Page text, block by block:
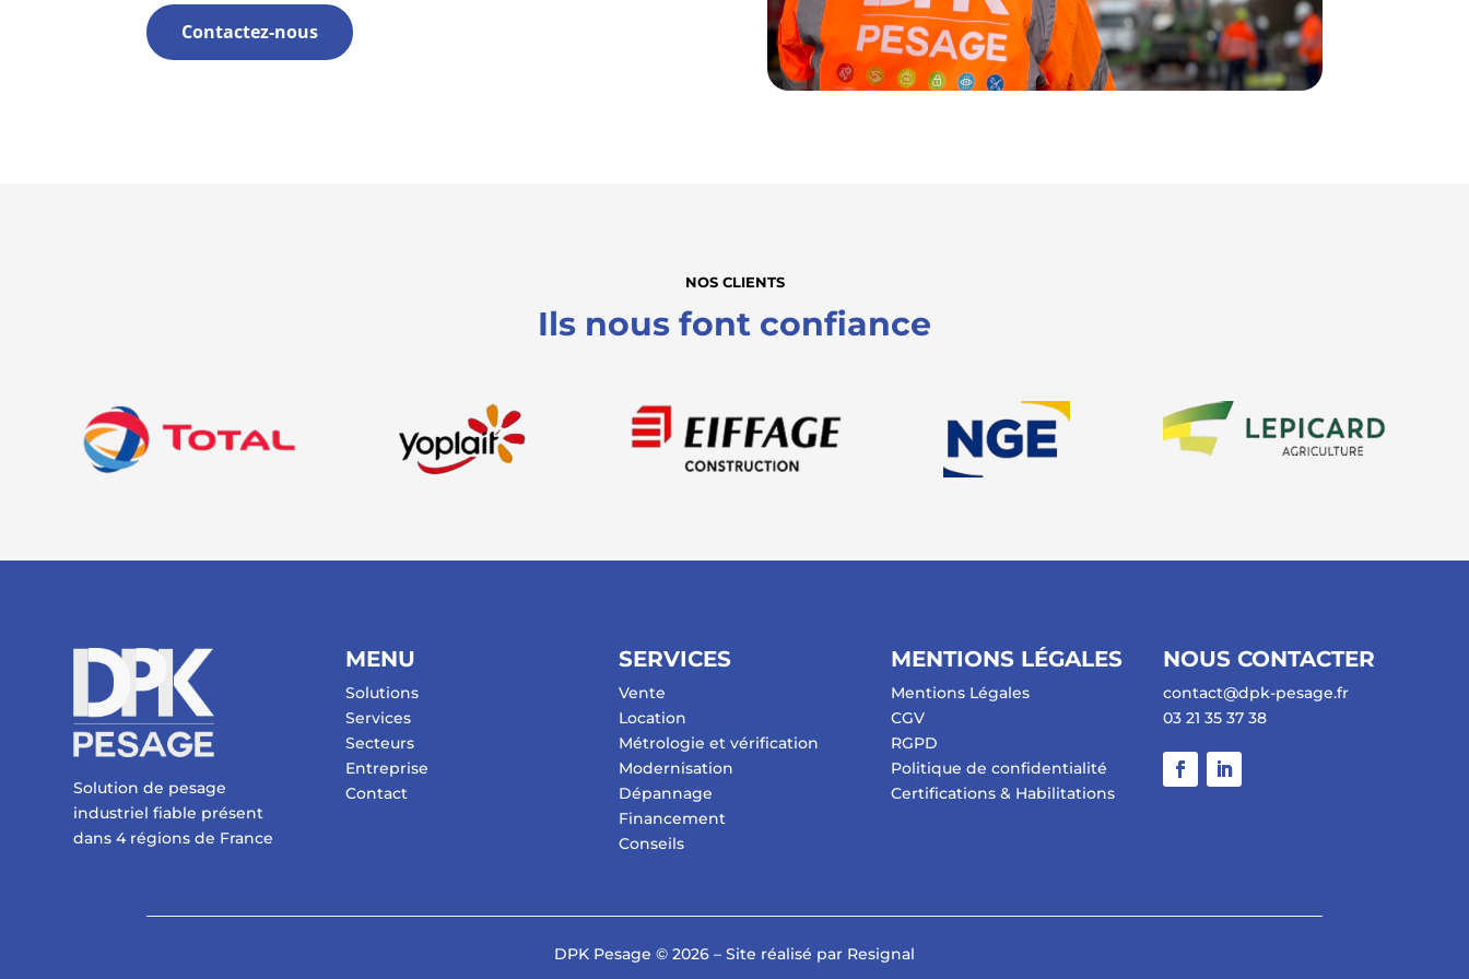
Contactez-nous
NOS CLIENTS
Ils nous font confiance
Solution de pesage
industriel fiable présent
dans 4 régions de France
MENU
Solutions
Services
Secteurs
Entreprise
Contact
SERVICES
Vente
Location
Métrologie et vérification
Modernisation
Dépannage
Financement
Conseils
MENTIONS LÉGALES
Mentions Légales
CGV
RGPD
Politique de confidentialité
Certifications & Habilitations
NOUS CONTACTER
contact@dpk-pesage.fr
03 21 35 37 38
DPK Pesage © 2026 – Site réalisé par Resignal